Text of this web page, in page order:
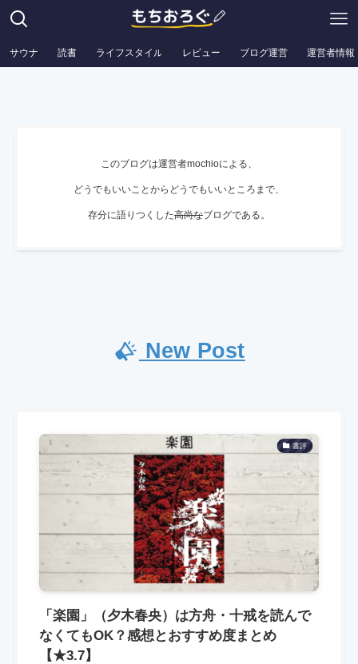
サウナ 読書 ライフスタイル レビュー ブログ運営 運営者情報
このブログは運営者mochioによる、
どうでもいいことからどうでもいいところまで、
存分に語りつくした高尚なブログである。
New Post
書評
「楽園」（夕木春央）は方舟・十戒を読んで
なくてもOK？感想とおすすめ度まとめ
【★3.7】